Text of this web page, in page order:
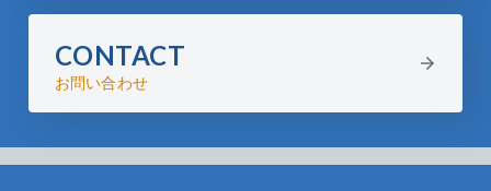
CONTACT
お問い合わせ